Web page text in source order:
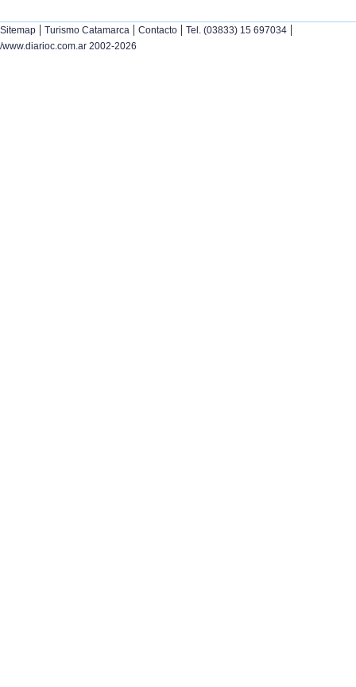
Sitemap | Turismo Catamarca | Contacto | Tel. (03833) 15 697034 |
/www.diarioc.com.ar 2002-2026